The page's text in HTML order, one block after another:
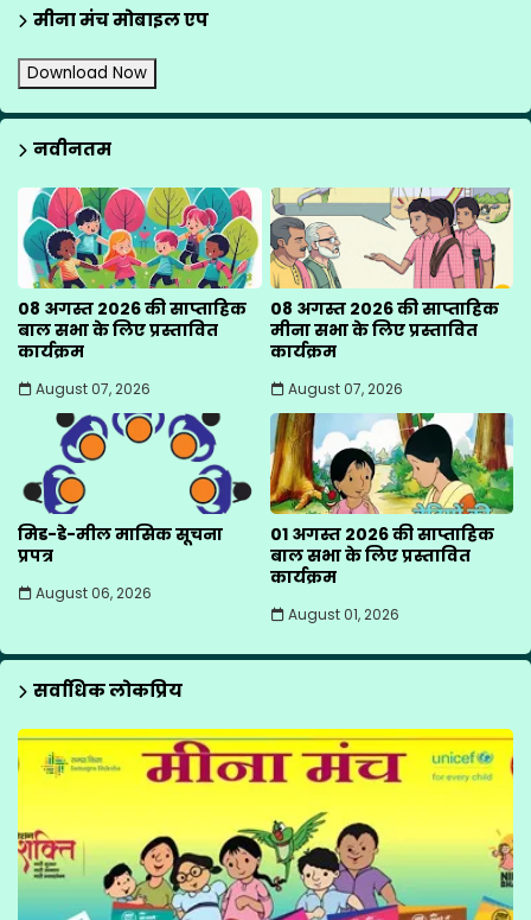
मीना मंच मोबाइल एप
Download Now
नवीनतम
08 अगस्त 2026 की साप्ताहिक
बाल सभा के लिए प्रस्तावित
कार्यक्रम
August 07, 2026
08 अगस्त 2026 की साप्ताहिक
मीना सभा के लिए प्रस्तावित
कार्यक्रम
August 07, 2026
मिड-डे-मील मासिक सूचना
प्रपत्र
August 06, 2026
01 अगस्त 2026 की साप्ताहिक
बाल सभा के लिए प्रस्तावित
कार्यक्रम
August 01, 2026
सर्वाधिक लोकप्रिय